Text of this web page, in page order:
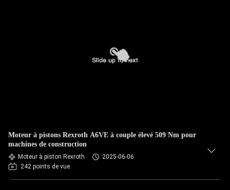
Moteur à pistons Rexroth A6VE à couple élevé 509 Nm pour
machines de construction
Moteur à piston Rexroth
2025-06-06
242 points de vue